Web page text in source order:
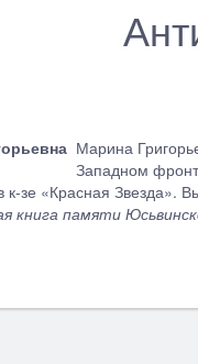
Марина
Западном
к-зе «Красная Звезда».
книга памяти